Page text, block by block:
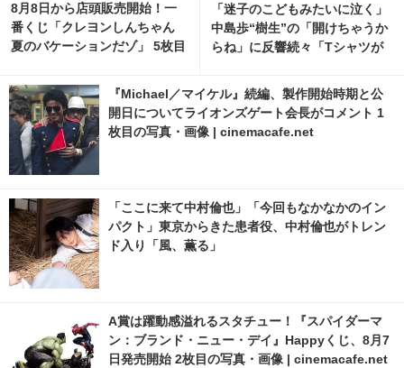
8月8日から店頭販売開始！一
番くじ「クレヨンしんちゃん
夏のバケーションだゾ」 5枚目
t
「迷子のこどもみたいに泣く」
中島歩“樹生”の「開けちゃうか
らね」に反響続々「Tシャツが
『Michael／マイケル』続編、製作開始時期と公
開日についてライオンズゲート会長がコメント 1
枚目の写真・画像 | cinemacafe.net
「ここに来て中村倫也」「今回もなかなかのイン
パクト」東京からきた患者役、中村倫也がトレン
ド入り「風、薫る」
A賞は躍動感溢れるスタチュー！『スパイダーマ
ン：ブランド・ニュー・デイ』Happyくじ、8月7
日発売開始 2枚目の写真・画像 | cinemacafe.net